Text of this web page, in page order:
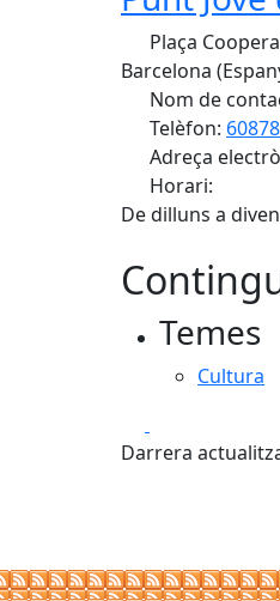
Plaça
Barcelona
Nom de
Telèfon:
Adreça
Horari:
De dilluns a
+
−Temes
Cultura
Darrera